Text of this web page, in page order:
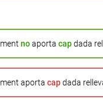
noaportacapdada
aportacapdada